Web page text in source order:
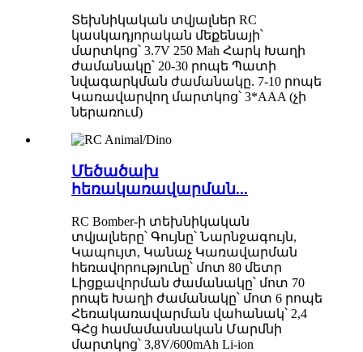
Տեխնիկական տվյալներ RC
կասկադյորական մեքենայի՝
մարտկոց՝ 3.7V 250 Mah Հարկ Խաղի
ժամանակը՝ 20-30 րոպե Պատի
նվագարկման ժամանակը. 7-10 րոպե
Կառավարվող մարտկոց՝ 3*AAA (չի
ներառում)
Մեծածախ
հեռակառավարման...
RC Bomber-ի տեխնիկական
տվյալները՝ Գույնը՝ Նարնջագույն,
Կապույտ, Կանաչ Կառավարման
հեռավորությունը՝ մոտ 80 մետր
Լիցքավորման ժամանակը՝ մոտ 70
րոպե Խաղի ժամանակը՝ մոտ 6 րոպե
Հեռակառավարման վահանակ՝ 2,4
ԳՀց համամասնական Մարմնի
մարտկոց՝ 3,8V/600mAh Li-ion